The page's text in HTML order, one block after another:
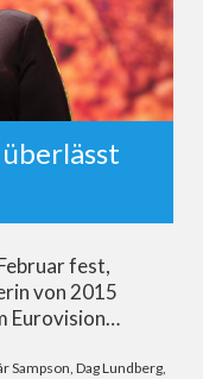
fest,
von 2015
Eurovision…
Sampson, Dag Lundberg,